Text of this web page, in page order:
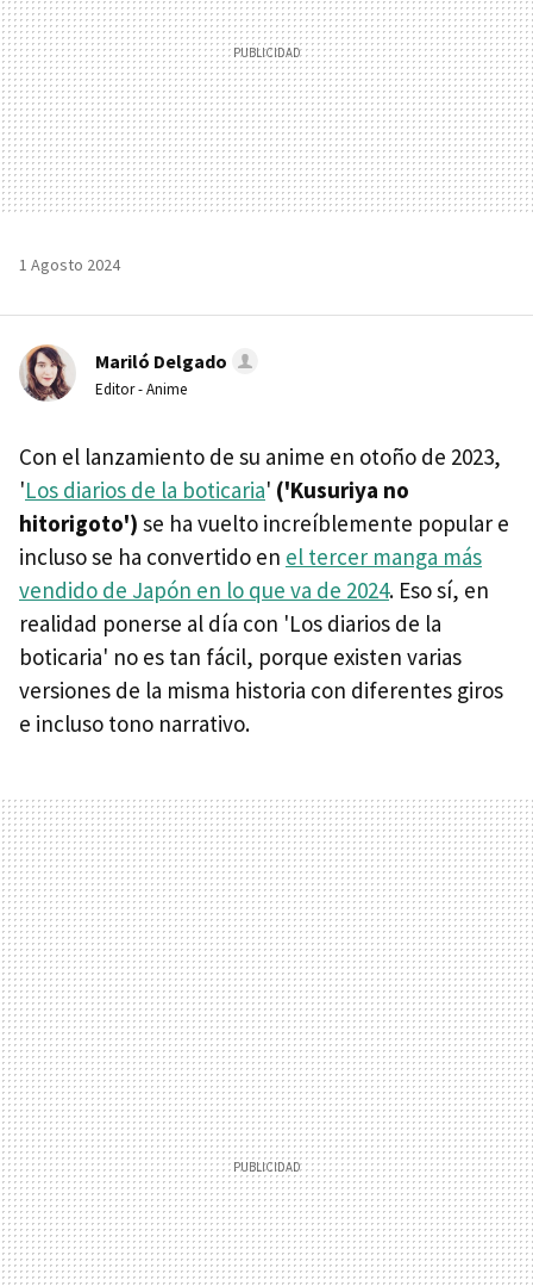
1 Agosto 2024
Mariló Delgado
Editor - Anime
Con el lanzamiento de su anime en otoño de 2023,
'Los diarios de la boticaria' ('Kusuriya no
hitorigoto') se ha vuelto increíblemente popular e
incluso se ha convertido en el tercer manga más
vendido de Japón en lo que va de 2024. Eso sí, en
realidad ponerse al día con 'Los diarios de la
boticaria' no es tan fácil, porque existen varias
versiones de la misma historia con diferentes giros
e incluso tono narrativo.